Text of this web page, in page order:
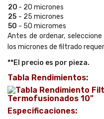
20 - 20 micrones
25 - 25 micrones
50 - 50 micromes
Antes de ordenar,
los micrones de filtrado
**El precio es por pieza.
Tabla Rendimientos:
Especificaciones: